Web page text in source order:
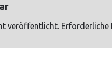
veröffentlicht. Erforderliche